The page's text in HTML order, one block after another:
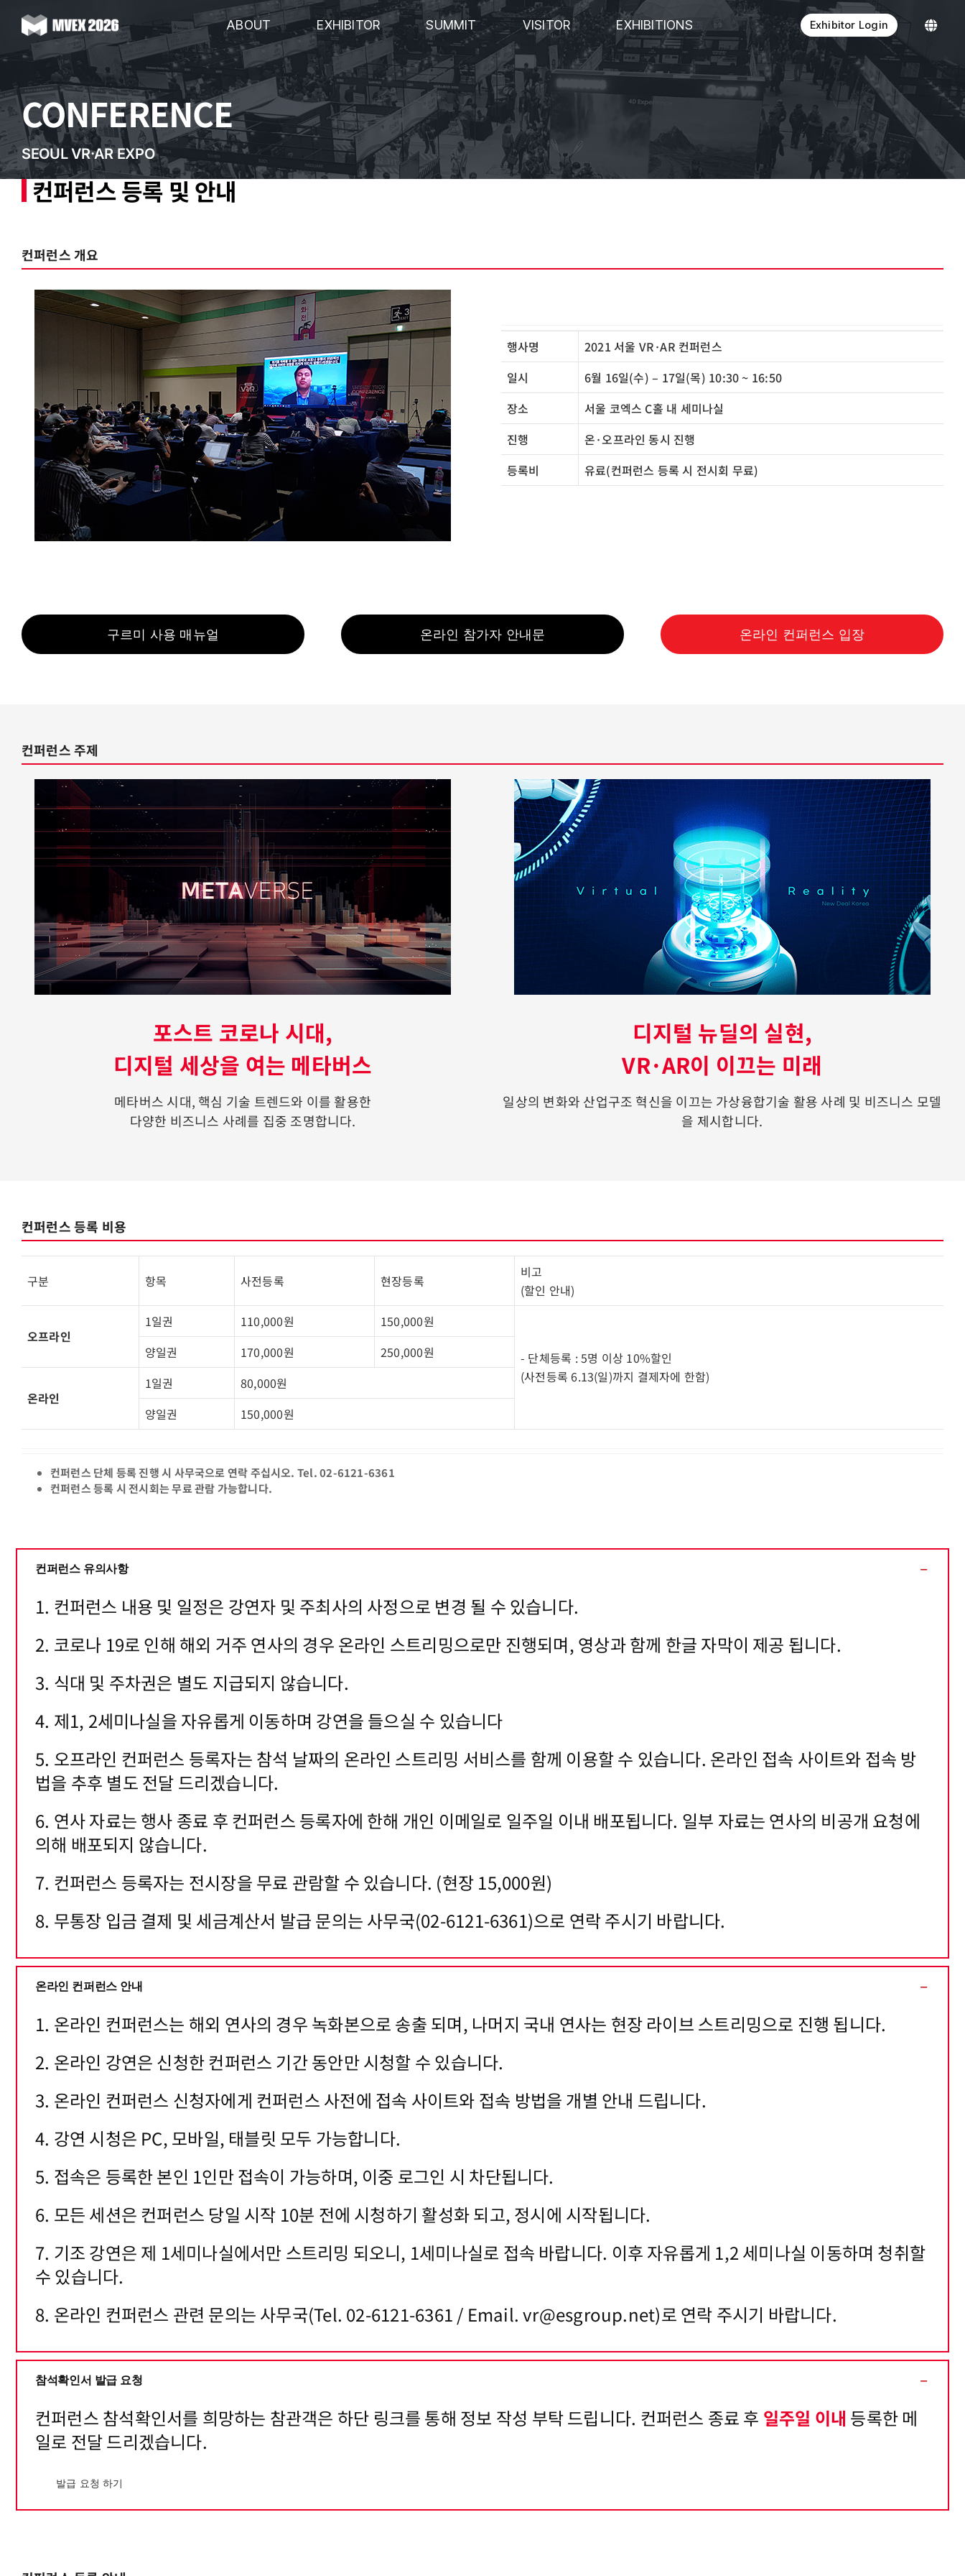
content
ABOUT EXHIBITOR SUMMIT VISITOR EXHIBITIONS Exhibitor Login
CONFERENCE
SEOUL VR·AR EXPO
컨퍼런스 등록 및 안내
컨퍼런스 개요
행사명
2021 서울 VR·AR 컨퍼런스
일시
6월 16일(수) – 17일(목) 10:30 ~ 16:50
장소
서울 코엑스 C홀 내 세미나실
진행
온·오프라인 동시 진행
등록비
유료(컨퍼런스 등록 시 전시회 무료)
구르미 사용 매뉴얼 온라인 참가자 안내문 온라인 컨퍼런스 입장
컨퍼런스 주제
포스트 코로나 시대,
디지털 세상을 여는 메타버스
메타버스 시대, 핵심 기술 트렌드와 이를 활용한
다양한 비즈니스 사례를 집중 조명합니다.
디지털 뉴딜의 실현,
VR·AR이 이끄는 미래
일상의 변화와 산업구조 혁신을 이끄는 가상융합기술 활용 사례 및 비즈니스 모델
을 제시합니다.
컨퍼런스 등록 비용
구분 항목 사전등록 현장등록
비고
(할인 안내)
오프라인
1일권 110,000원 150,000원
- 단체등록 : 5명 이상 10%할인
(사전등록 6.13(일)까지 결제자에 한함)
양일권 170,000원 250,000원
온라인
1일권
80,000원
양일권
150,000원
컨퍼런스 단체 등록 진행 시 사무국으로 연락 주십시오. Tel. 02-6121-6361
컨퍼런스 등록 시 전시회는 무료 관람 가능합니다.
컨퍼런스 유의사항
1. 컨퍼런스 내용 및 일정은 강연자 및 주최사의 사정으로 변경 될 수 있습니다.
2. 코로나 19로 인해 해외 거주 연사의 경우 온라인 스트리밍으로만 진행되며, 영상과 함께 한글 자막이 제공 됩니다.
3. 식대 및 주차권은 별도 지급되지 않습니다.
4. 제1, 2세미나실을 자유롭게 이동하며 강연을 들으실 수 있습니다
5. 오프라인 컨퍼런스 등록자는 참석 날짜의 온라인 스트리밍 서비스를 함께 이용할 수 있습니다. 온라인 접속 사이트와 접속 방
법을 추후 별도 전달 드리겠습니다.
6. 연사 자료는 행사 종료 후 컨퍼런스 등록자에 한해 개인 이메일로 일주일 이내 배포됩니다. 일부 자료는 연사의 비공개 요청에
의해 배포되지 않습니다.
7. 컨퍼런스 등록자는 전시장을 무료 관람할 수 있습니다. (현장 15,000원)
8. 무통장 입금 결제 및 세금계산서 발급 문의는 사무국(02-6121-6361)으로 연락 주시기 바랍니다.
온라인 컨퍼런스 안내
1. 온라인 컨퍼런스는 해외 연사의 경우 녹화본으로 송출 되며, 나머지 국내 연사는 현장 라이브 스트리밍으로 진행 됩니다.
2. 온라인 강연은 신청한 컨퍼런스 기간 동안만 시청할 수 있습니다.
3. 온라인 컨퍼런스 신청자에게 컨퍼런스 사전에 접속 사이트와 접속 방법을 개별 안내 드립니다.
4. 강연 시청은 PC, 모바일, 태블릿 모두 가능합니다.
5. 접속은 등록한 본인 1인만 접속이 가능하며, 이중 로그인 시 차단됩니다.
6. 모든 세션은 컨퍼런스 당일 시작 10분 전에 시청하기 활성화 되고, 정시에 시작됩니다.
7. 기조 강연은 제 1세미나실에서만 스트리밍 되오니, 1세미나실로 접속 바랍니다. 이후 자유롭게 1,2 세미나실 이동하며 청취할
수 있습니다.
8. 온라인 컨퍼런스 관련 문의는 사무국(Tel. 02-6121-6361 / Email. vr@esgroup.net)로 연락 주시기 바랍니다.
참석확인서 발급 요청
컨퍼런스 참석확인서를 희망하는 참관객은 하단 링크를 통해 정보 작성 부탁 드립니다. 컨퍼런스 종료 후 일주일 이내 등록한 메
일로 전달 드리겠습니다.
발급 요청 하기